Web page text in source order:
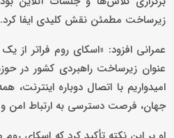
زیرساخت مطمئن نقش کلیدی ایفا
عمرانی افزود: «اسکای روم فراتر از
عنوان زیرساخت راهبردی کشور در
امیدواریم با اتصال دوباره
جهان، فرصت دسترسی به ارتباط امن و